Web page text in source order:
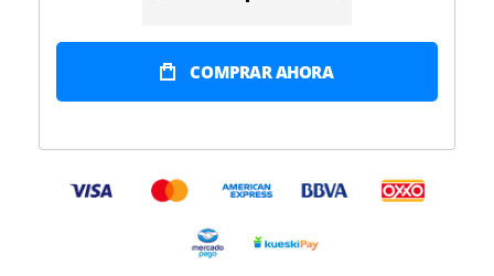
COMPRAR AHORA